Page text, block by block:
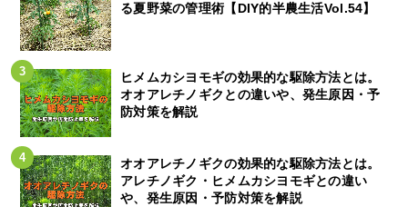
る夏野菜の管理術【DIY的半農生活Vol.54】
ヒメムカシヨモギの効果的な駆除方法とは。
オオアレチノギクとの違いや、発生原因・予
防対策を解説
オオアレチノギクの効果的な駆除方法とは。
アレチノギク・ヒメムカシヨモギとの違い
や、発生原因・予防対策を解説